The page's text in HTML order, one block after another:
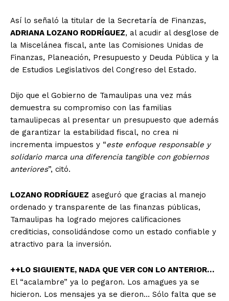
Así lo señaló la titular de la Secretaría de Finanzas,
ADRIANA LOZANO RODRÍGUEZ, al acudir al desglose de
la Miscelánea fiscal, ante las Comisiones Unidas de
Finanzas, Planeación, Presupuesto y Deuda Pública y la
de Estudios Legislativos del Congreso del Estado.
Dijo que el Gobierno de Tamaulipas una vez más
demuestra su compromiso con las familias
tamaulipecas al presentar un presupuesto que además
de garantizar la estabilidad fiscal, no crea ni
incrementa impuestos y “este enfoque responsable y
solidario marca una diferencia tangible con gobiernos
anteriores”, citó.
LOZANO RODRÍGUEZ aseguró que gracias al manejo
ordenado y transparente de las finanzas públicas,
Tamaulipas ha logrado mejores calificaciones
crediticias, consolidándose como un estado confiable y
atractivo para la inversión.
++LO SIGUIENTE, NADA QUE VER CON LO ANTERIOR…
El “acalambre” ya lo pegaron. Los amagues ya se
hicieron. Los mensajes ya se dieron… Sólo falta que se